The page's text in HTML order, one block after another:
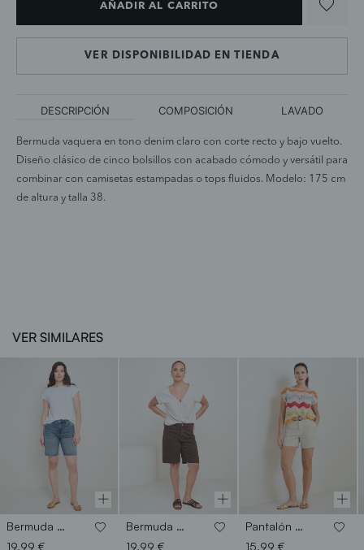
AÑADIR AL CARRITO
VER DISPONIBILIDAD EN TIENDA
DESCRIPCIÓN COMPOSICIÓN LAVADO
Bermuda vaquera en tono denim claro con corte recto y bajo vuelto.
Diseño clásico de cinco bolsillos con acabado cómodo y versátil para
combinar con camisetas estampadas o tops fluidos. Modelo: 175 cm
de altura y talla 38.
VER SIMILARES
Bermuda vaquera ancha
19,99 €
Bermuda vaquera ancha
19,99 €
Pantalón corto cinturón
15,99 €